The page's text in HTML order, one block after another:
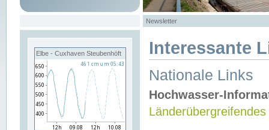
Newsletter
Elbe - Cuxhaven Steubenhöft Interessante
Nationale Links
Hochwasser-